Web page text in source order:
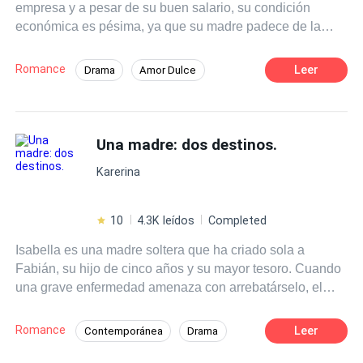
secreto... y que el amor puede ser la trampa más dulce de
todas.
empresa y a pesar de su buen salario, su condición
económica es pésima, ya que su madre padece de la
para costear tan costosos tratamientos. Acorralada por su
situación, comienza a trabajar por las noches como dama
cuando descubre que ese desconocido al que se entrega
noche tras noche es Erick Montenegro, su jefe y el
hombre al cual ama en silencio, todo su mundo se
Romance Drama Amor Dulce
Malentendido Amor Secreto
Leer
Una madre: dos destinos.
Karerina
10 4.3K leídos Completed
Isabella es una madre soltera que ha criado sola a
Fabián, su hijo de cinco años y su mayor tesoro. Cuando
una grave enfermedad amenaza con arrebatárselo, el
vientre a cambio del dinero que tanto necesita. En medio
del dolor, surge una nueva oportunidad de vida no sólo
Romance Contemporánea Drama Leer